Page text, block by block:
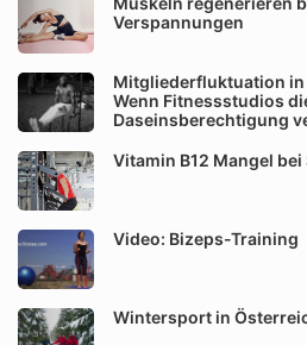
Verspannungen
Mitgliederfluktuation in
Wenn Fitnessstudios
Daseinsberechtigung
Vitamin B12 Mangel
Video: Bizeps-Training
Wintersport in